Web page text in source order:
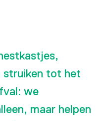
struiken tot het
we
maar helpen